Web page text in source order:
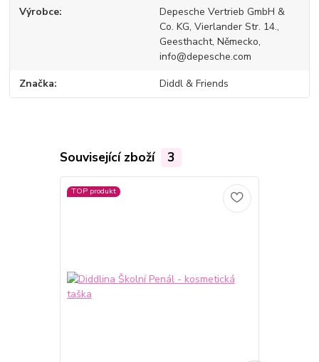
Výrobce
Depesche Vertrieb GmbH &
Co. KG, Vierlander Str. 14.,
Geesthacht, Německo,
info@depesche.com
Značka Diddl & Friends
Související zboží 3
TOP produkt